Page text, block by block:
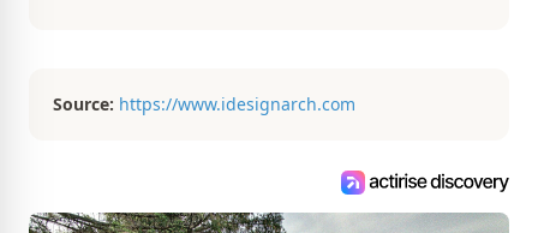
Source: https://www.idesignarch.com